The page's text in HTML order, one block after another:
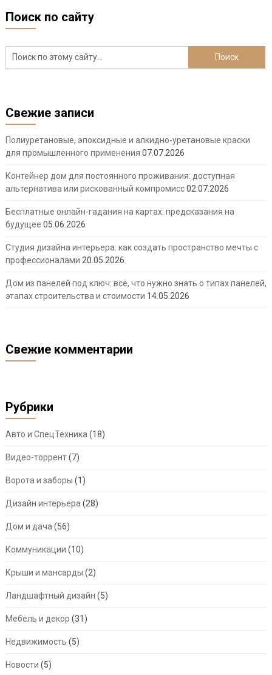
Поиск по сайту
Свежие записи
Полиуретановые, эпоксидные и алкидно-уретановые краски
для промышленного применения 07.07.2026
Контейнер дом для постоянного проживания: доступная
альтернатива или рискованный компромисс02.07.2026
Бесплатные онлайн-гадания на картах: предсказания на
будущее 05.06.2026
Студия дизайна интерьера: как создать пространство мечты с
профессионалами 20.05.2026
Дом из панелей под ключ: всё, что нужно знать о типах панелей,
этапах строительства и стоимости 14.05.2026
Свежие комментарии
Рубрики
Авто и СпецТехника (18)
Видео-торрент(7)
Ворота и заборы (1)
Дизайн интерьера (28)
Дом и дача (56)
Коммуникации (10)
Крыши и мансарды (2)
Ландшафтный дизайн (5)
Мебель и декор (31)
Недвижимость (5)
Новости (5)